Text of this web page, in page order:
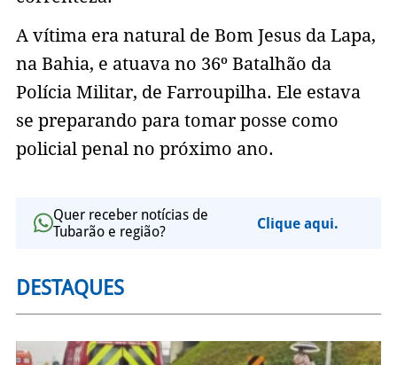
A vítima era natural de Bom Jesus da Lapa,
na Bahia, e atuava no 36º Batalhão da
Polícia Militar, de Farroupilha. Ele estava
se preparando para tomar posse como
policial penal no próximo ano.
Quer receber notícias de
Tubarão e região?
Clique aqui.
DESTAQUES